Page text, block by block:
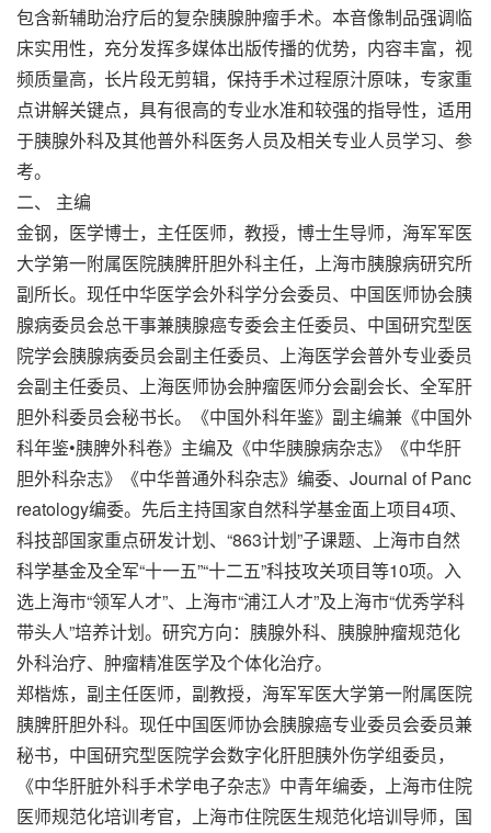
包含新辅助治疗后的复杂胰腺肿瘤手术。本音像制品强调临
床实用性，充分发挥多媒体出版传播的优势，内容丰富，视
频质量高，长片段无剪辑，保持手术过程原汁原味，专家重
点讲解关键点，具有很高的专业水准和较强的指导性，适用
于胰腺外科及其他普外科医务人员及相关专业人员学习、参
考。
二、 主编
金钢，医学博士，主任医师，教授，博士生导师，海军军医
大学第一附属医院胰脾肝胆外科主任，上海市胰腺病研究所
副所长。现任中华医学会外科学分会委员、中国医师协会胰
腺病委员会总干事兼胰腺癌专委会主任委员、中国研究型医
院学会胰腺病委员会副主任委员、上海医学会普外专业委员
会副主任委员、上海医师协会肿瘤医师分会副会长、全军肝
胆外科委员会秘书长。《中国外科年鉴》副主编兼《中国外
科年鉴•胰脾外科卷》主编及《中华胰腺病杂志》《中华肝
胆外科杂志》《中华普通外科杂志》编委、Journal of Panc
reatology编委。先后主持国家自然科学基金面上项目4项、
科技部国家重点研发计划、“863计划”子课题、上海市自然
科学基金及全军“十一五”“十二五”科技攻关项目等10项。入
选上海市“领军人才”、上海市“浦江人才”及上海市“优秀学科
带头人”培养计划。研究方向：胰腺外科、胰腺肿瘤规范化
外科治疗、肿瘤精准医学及个体化治疗。
郑楷炼，副主任医师，副教授，海军军医大学第一附属医院
胰脾肝胆外科。现任中国医师协会胰腺癌专业委员会委员兼
秘书，中国研究型医院学会数字化肝胆胰外伤学组委员，
《中华肝脏外科手术学电子杂志》中青年编委，上海市住院
医师规范化培训考官，上海市住院医生规范化培训导师，国